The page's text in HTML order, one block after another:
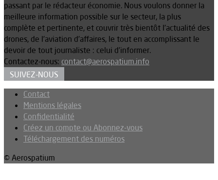
passant par le rédacteur économie. Nous voulons donner la
meilleure information possible sur le secteur, la plus
complète et pertinente, et couvrir très bientôt l’actualité des
drones, de l’aviation d’affaires, le tout en accomplissant le
devoir de tout journaliste : celui d’informer.
Contactez-nous: contact@aerospatium.info
SUIVEZ-NOUS
Contact
Mentions légales
Confidentialité
Créez un compte ou Abonnez-vous
Téléchargement des numéros
© Aerospatium